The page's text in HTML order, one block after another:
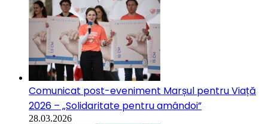
Comunicat post-eveniment Marșul pentru Viață
2026 – „Solidaritate pentru amândoi”
28.03.2026